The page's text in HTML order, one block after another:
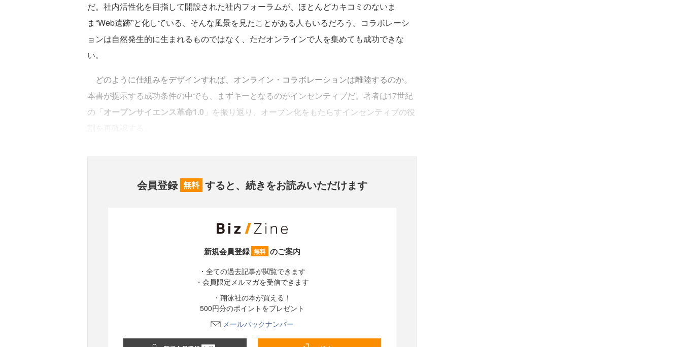
だ。社内活性化を目指して開設された社内フォーラムが、ほとんどカキコミのないま
ま“Web遺跡”と化している、そんな風景を見たことがある人もいるだろう。コラボレーシ
ョンは自然発生的に生まれるものではなく、ただオンラインで人を集めても成功できな
い。
どのように仕組みをデザインすれば、オンライン・コラボレーションは離陸するのか。
本書が提示する成功条件の中でも、まずキーとなるのがインセンティブだ。著者は17世紀
の「オープンサイエンス革命1.0 」を振り返り、オープン化をもたらすインセンティブの役
会員登録 無料 すると、続きをお読みいただけます
新規会員登録 無料 のご案内
・全ての過去記事が閲覧できます
・会員限定メルマガを受信できます
・翔泳社の本が買える！
500円分のポイントをプレゼント
メールバックナンバー